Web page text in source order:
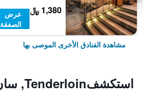
1,380 ﷼
عرض
الصفقة
مشاهدة الفنادق الأخرى الموصى بها
استكشفTenderloin, سان فرانسسكو